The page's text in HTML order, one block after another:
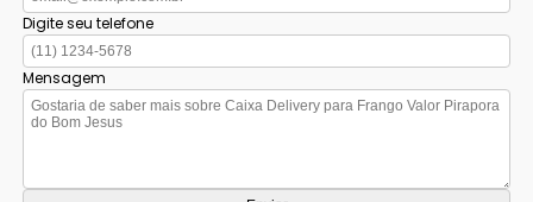
Digite seu telefone
Mensagem